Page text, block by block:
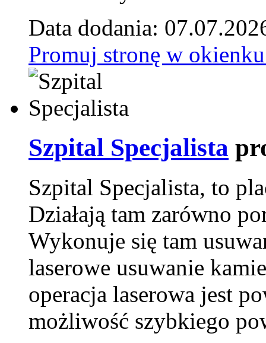
Data dodania:
Promuj stronę w
Szpital Specjalista
Szpital Specjalista, to
Działają tam zarówno
Wykonuje się tam
laserowe usuwanie
operacja laserowa jest
możliwość szybkiego